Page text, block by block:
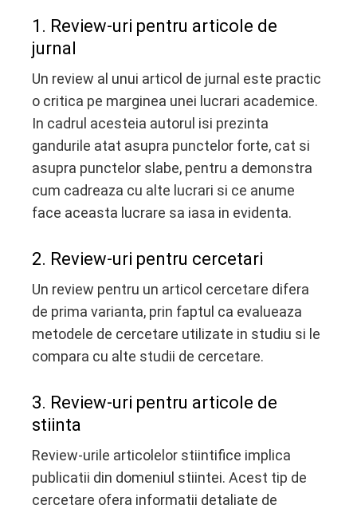
1. Review-uri pentru articole de
jurnal
Un review al unui articol de jurnal este practic
o critica pe marginea unei lucrari academice.
In cadrul acesteia autorul isi prezinta
gandurile atat asupra punctelor forte, cat si
asupra punctelor slabe, pentru a demonstra
cum cadreaza cu alte lucrari si ce anume
face aceasta lucrare sa iasa in evidenta.
2. Review-uri pentru cercetari
Un review pentru un articol cercetare difera
de prima varianta, prin faptul ca evalueaza
metodele de cercetare utilizate in studiu si le
compara cu alte studii de cercetare.
3. Review-uri pentru articole de
stiinta
Review-urile articolelor stiintifice implica
publicatii din domeniul stiintei. Acest tip de
cercetare ofera informatii detaliate de